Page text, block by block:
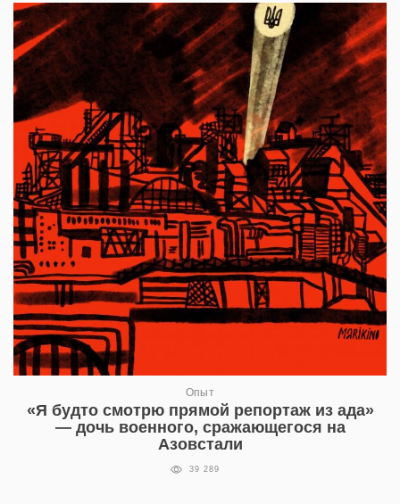
Опыт
«Я будто смотрю прямой репортаж из ада»
— дочь военного, сражающегося на
Азовстали
39 289